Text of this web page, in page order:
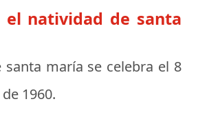
el natividad de santa
santa maría se celebra el 8
1960.